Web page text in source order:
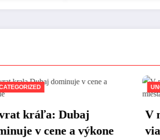
UNCATEGORIZED
V nedeľu bude pršať na
viacerých miestach